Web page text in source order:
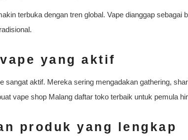
terbuka dengan tren global. Vape dianggap sebagai
yang aktif
sangat aktif. Mereka sering mengadakan gathering,
vape shop Malang daftar toko terbaik untuk pemula
produk yang lengkap